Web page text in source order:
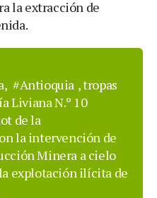
la extracción de
#Antioquia , tropas
Liviana N.º 10
de la
la intervención de
Minera a cielo
explotación ilícita de